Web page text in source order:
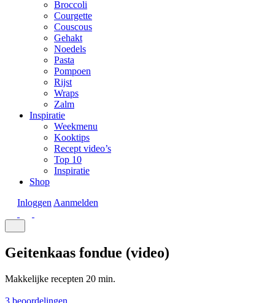
Broccoli
Courgette
Couscous
Gehakt
Noedels
Pasta
Pompoen
Rijst
Wraps
Zalm
Inspiratie
Weekmenu
Kooktips
Recept video’s
Top 10
Inspiratie
Shop
Inloggen Aanmelden
Geitenkaas fondue (video)
Makkelijke recepten 20 min.
3 beoordelingen